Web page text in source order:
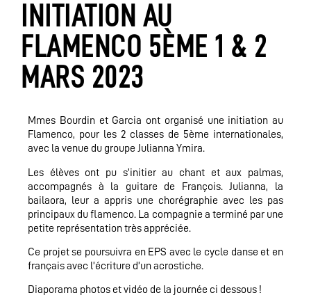
INITIATION AU
FLAMENCO 5ÈME 1 & 2
MARS 2023
Mmes Bourdin et Garcia ont organisé une initiation au
Flamenco, pour les 2 classes de 5ème internationales,
avec la venue du groupe Julianna Ymira.
Les élèves ont pu s’initier au chant et aux palmas,
accompagnés à la guitare de François. Julianna, la
bailaora, leur a appris une chorégraphie avec les pas
principaux du flamenco. La compagnie a terminé par une
petite représentation très appréciée.
Ce projet se poursuivra en EPS avec le cycle danse et en
français avec l’écriture d’un acrostiche.
Diaporama photos et vidéo de la journée ci dessous !